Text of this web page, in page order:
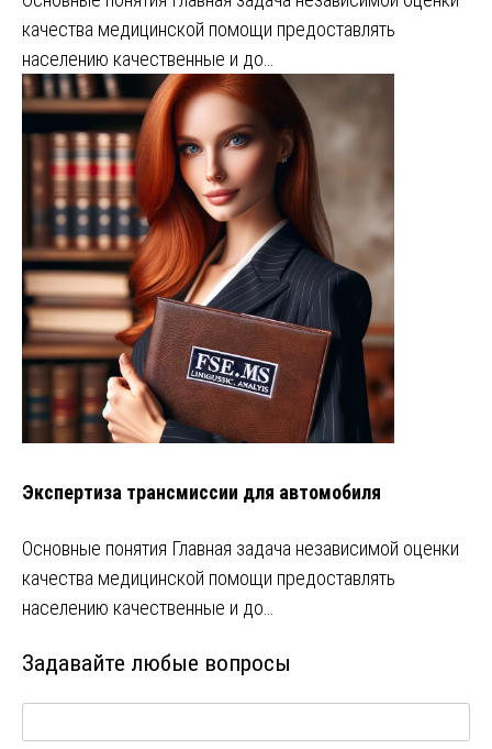
качества медицинской помощи предоставлять
населению качественные и до…
Экспертиза трансмиссии для автомобиля
Основные понятия Главная задача независимой оценки
качества медицинской помощи предоставлять
населению качественные и до…
Задавайте любые вопросы